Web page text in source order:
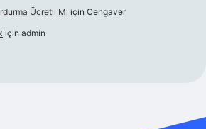
Ücretli Mi için Cengaver
için admin